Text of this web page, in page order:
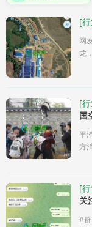
[
网
龙
[
国
平
方
[
关
#